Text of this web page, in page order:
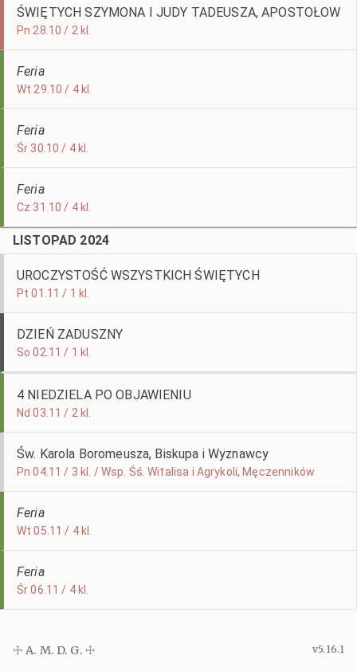
ŚWIĘTYCH SZYMONA I JUDY TADEUSZA, APOSTOŁOW
Pn 28.10 / 2 kl.
Feria
Wt 29.10 / 4 kl.
Feria
Śr 30.10 / 4 kl.
Feria
Cz 31.10 / 4 kl.
LISTOPAD 2024
UROCZYSTOŚĆ WSZYSTKICH ŚWIĘTYCH
Pt 01.11 / 1 kl.
DZIEŃ ZADUSZNY
So 02.11 / 1 kl.
4 NIEDZIELA PO OBJAWIENIU
Nd 03.11 / 2 kl.
Św. Karola Boromeusza, Biskupa i Wyznawcy
Pn 04.11 / 3 kl. / Wsp. Śś. Witalisa i Agrykoli, Męczenników
Feria
Wt 05.11 / 4 kl.
Feria
Śr 06.11 / 4 kl.
☩ A. M. D. G. ☩ v5.16.1